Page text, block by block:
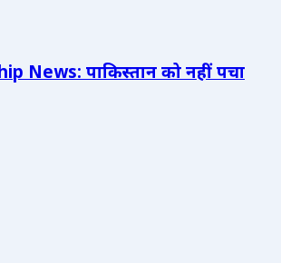
News: पाकिस्तान को नहीं पचा